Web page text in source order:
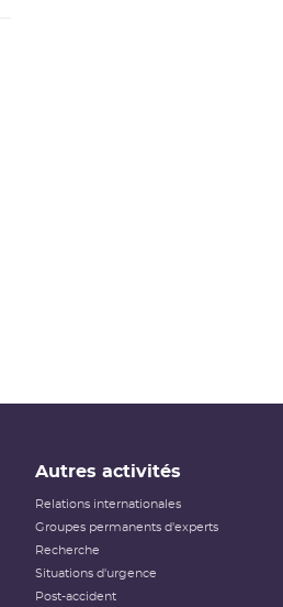
Autres activités
Relations internationales
Groupes permanents d'experts
Recherche
Situations d'urgence
Post-accident